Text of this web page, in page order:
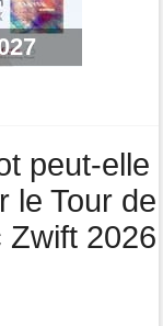
plus
peut-elle
le Tour de
Zwift 2026